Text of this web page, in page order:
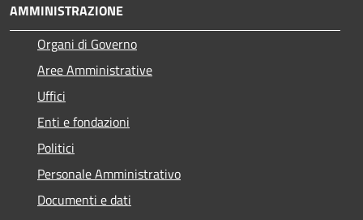
AMMINISTRAZIONE
Organi di Governo
Aree Amministrative
Uffici
Enti e fondazioni
Politici
Personale Amministrativo
Documenti e dati